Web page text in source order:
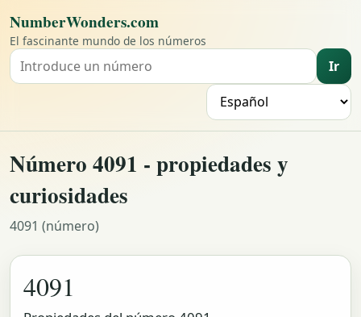
NumberWonders.com
El fascinante mundo de los números
Buscar un número Ir
Número 4091 - propiedades y
curiosidades
4091 (número)
4091